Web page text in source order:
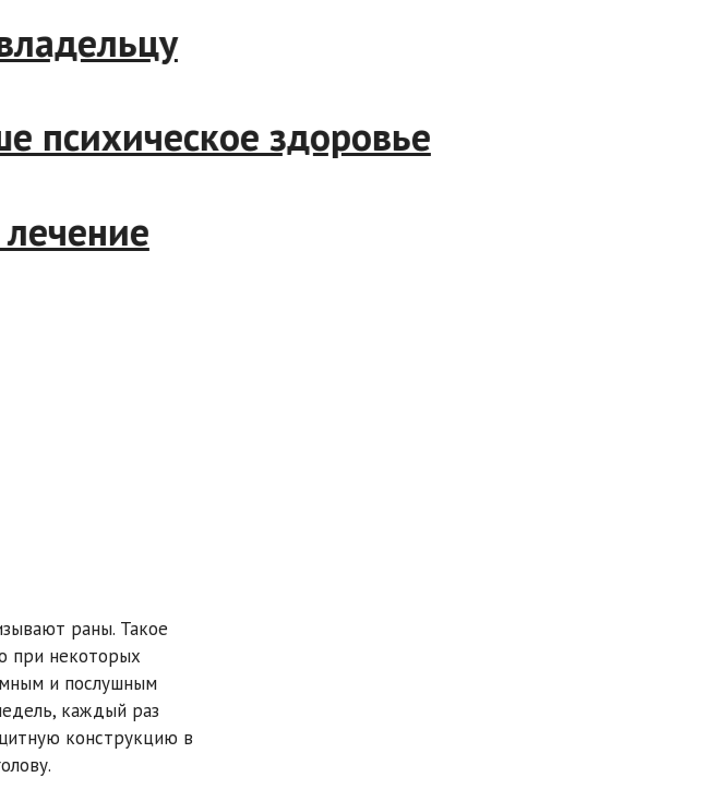
психическое здоровье
лечение
раны. Такое
при некоторых
и послушным
каждый раз
конструкцию в